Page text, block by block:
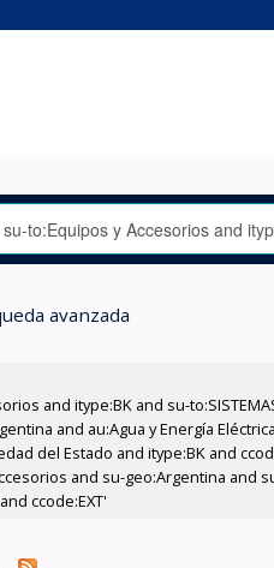
avanzada
and itype:BK and su-
and au:Agua y Energía
del Estado and itype:BK and
and su-geo:Argentina and
ccode:EXT'